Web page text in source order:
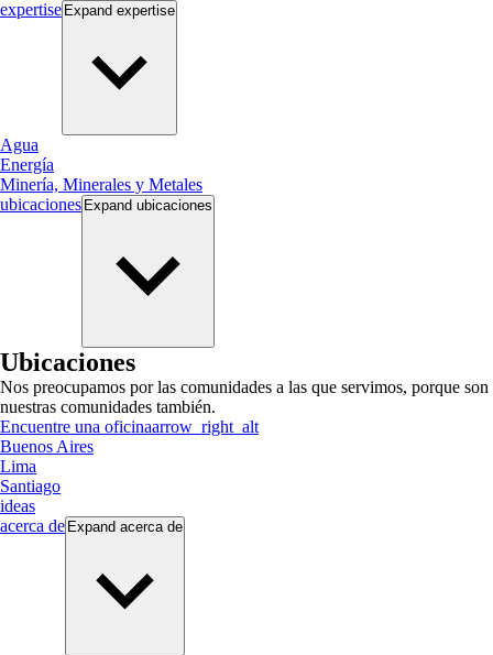
expertise Expand expertise
Agua
Energía
Minería, Minerales y Metales
ubicaciones Expand ubicaciones
Ubicaciones
Nos preocupamos por las comunidades a las que servimos, porque son
nuestras comunidades también.
Encuentre una oficinaarrow_right_alt
Buenos Aires
Lima
Santiago
ideas
acerca de Expand acerca de